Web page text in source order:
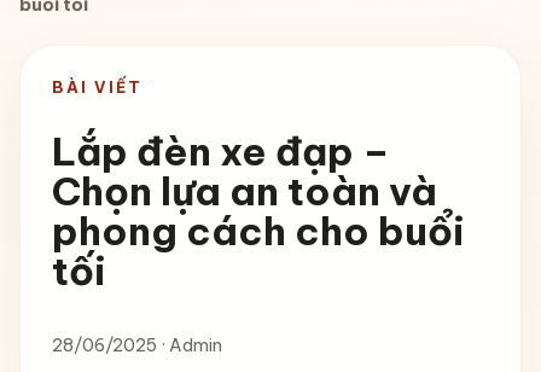
BÀI VIẾT
Lắp đèn xe đạp –
Chọn lựa an toàn và
phong cách cho buổi
tối
28/06/2025 · Admin